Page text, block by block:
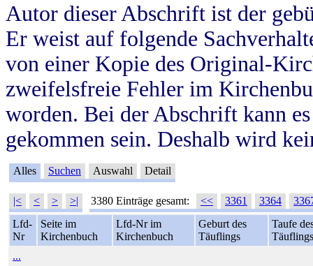
Autor dieser Abschrift ist der
Er weist auf folgende
von einer Kopie des Original-
zweifelsfreie Fehler im
worden. Bei der Abschrift kann
gekommen sein. Deshalb wird
Alles Suchen Auswahl Detail
|< < > >| 3380 Einträge gesamt: << 3361 3364
Lfd-
Nr
Seite im
Kirchenbuch
Lfd-Nr im
Kirchenbuch
Geburt des
Täuflings
Taufe
Täuflings
...